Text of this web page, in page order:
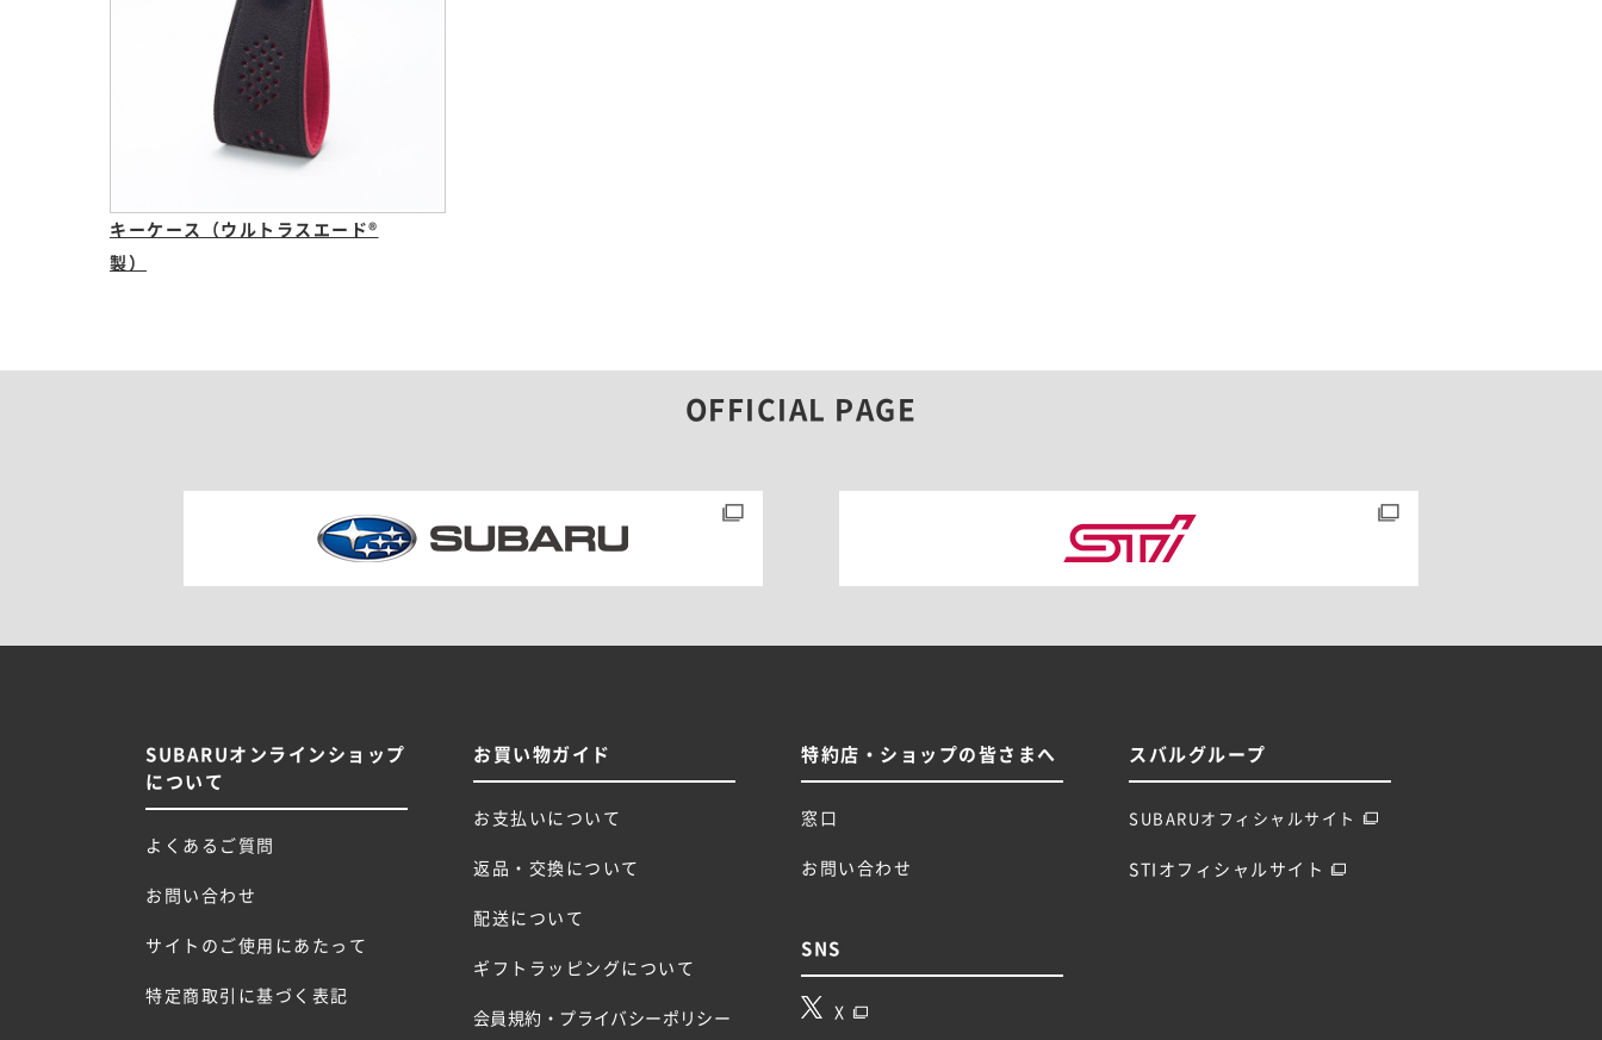
キーケース（ウルトラスエード®
製）
OFFICIAL PAGE
SUBARUオンラインショップ
について
よくあるご質問
お問い合わせ
サイトのご使用にあたって
特定商取引に基づく表記
お買い物ガイド
お支払いについて
返品・交換について
配送について
ギフトラッピングについて
会員規約・プライバシーポリシー
特約店・ショップの皆さまへ
窓口
お問い合わせ
SNS
X
スバルグループ
SUBARUオフィシャルサイト
STIオフィシャルサイト